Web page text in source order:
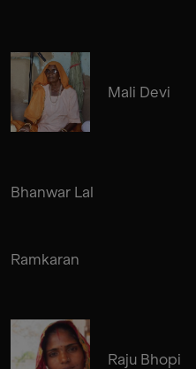
Mali Devi
Bhanwar Lal
Ramkaran
Raju Bhopi